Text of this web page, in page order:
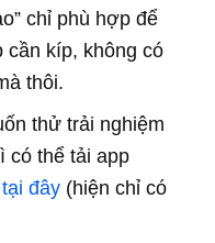
chỉ phù hợp để
kíp, không có
thôi.
thử trải nghiệm
có thể tải app
tại đây (hiện chỉ có